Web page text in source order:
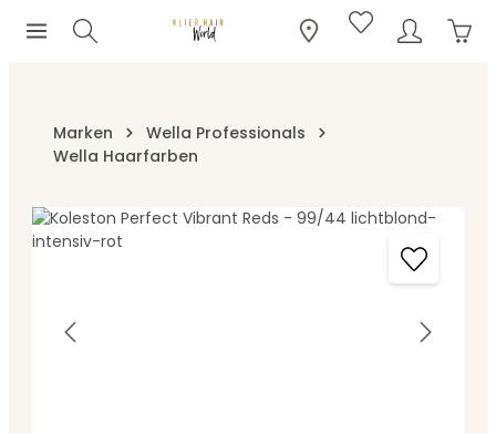
Zum Hauptinhalt springen
Marken
Wella Professionals
Wella Haarfarben
Bildergalerie überspringen